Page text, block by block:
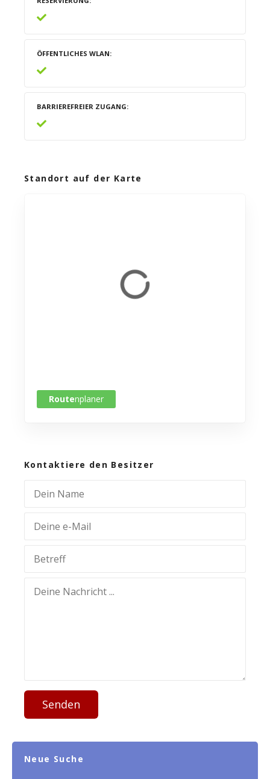
ÖFFENTLICHES WLAN
BARRIEREFREIER ZUGANG
Standort auf der Karte
Routenplaner
Kontaktiere den Besitzer
Senden
Neue Suche